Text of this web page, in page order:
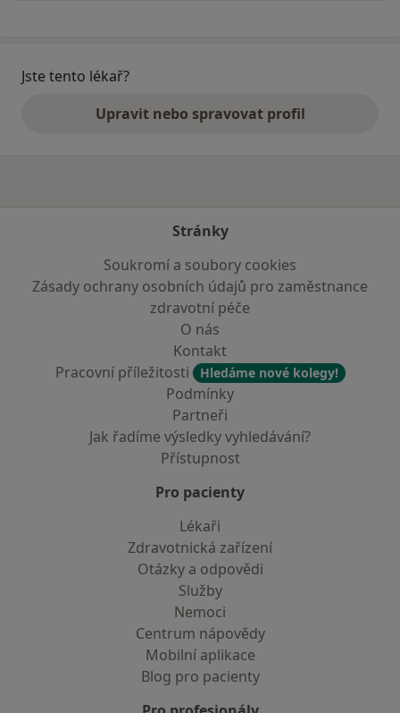
Jste tento lékař?
Upravit nebo spravovat profil
Stránky
Soukromí a soubory cookies
Zásady ochrany osobních údajů pro zaměstnance
zdravotní péče
O nás
Kontakt
Pracovní příležitosti
Hledáme nové kolegy!
Podmínky
Partneři
Jak řadíme výsledky vyhledávání?
Přístupnost
Pro pacienty
Lékaři
Zdravotnická zařízení
Otázky a odpovědi
Služby
Nemoci
Centrum nápovědy
Mobilní aplikace
Blog pro pacienty